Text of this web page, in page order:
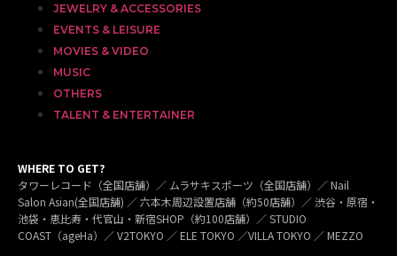
JEWELRY & ACCESSORIES
EVENTS & LEISURE
MOVIES & VIDEO
MUSIC
OTHERS
TALENT & ENTERTAINER
WHERE TO GET?
タワーレコード（全国店舗）／ ムラサキスポーツ（全国店舗）／ Nail
Salon Asian(全国店舗) ／ 六本木周辺設置店舗（約50店舗）／ 渋谷・原宿・
池袋・恵比寿・代官山・新宿SHOP（約100店舗）／ STUDIO
COAST（ageHa）／ V2TOKYO ／ ELE TOKYO ／VILLA TOKYO ／ MEZZO